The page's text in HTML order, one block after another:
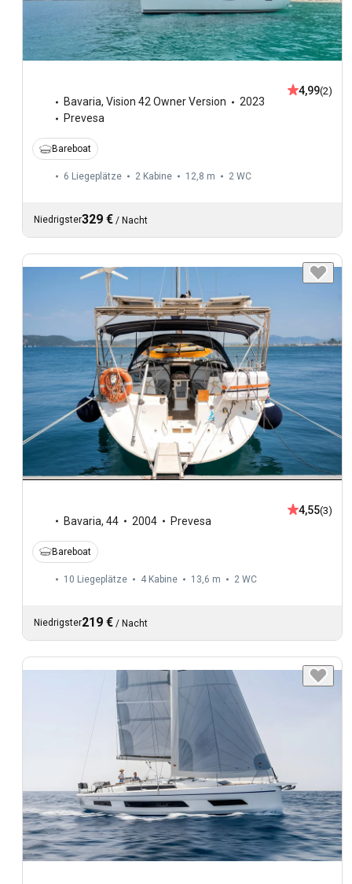
Bavaria, Vision 42 Owner Version
2023
Prevesa
4,99(2)
Bareboat
6 Liegeplätze 2 Kabine 12,8 m 2 WC
Niedrigster329 € / Nacht
Bavaria, 44 2004 Prevesa
4,55(3)
Bareboat
10 Liegeplätze 4 Kabine 13,6 m 2 WC
Niedrigster219 € / Nacht